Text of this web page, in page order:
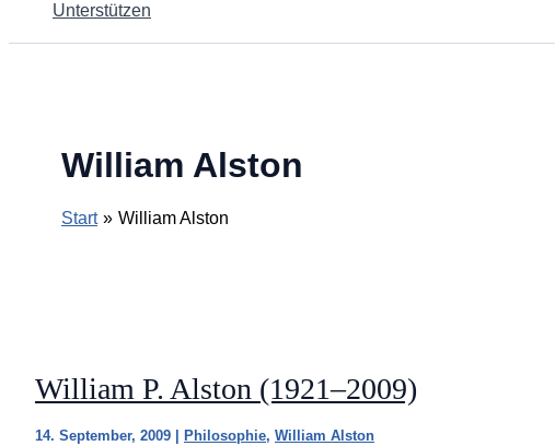
Unterstützen
William Alston
Start William Alston
William P. Alston (1921–2009)
14. September, 2009 Philosophie, William Alston